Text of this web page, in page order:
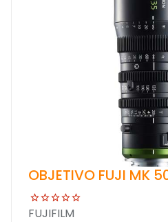
OBJETIVO FUJI MK
FUJIFILM